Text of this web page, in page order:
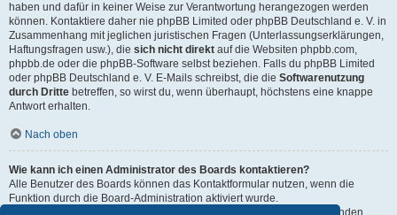
haben und dafür in keiner Weise zur Verantwortung herangezogen werden
können. Kontaktiere daher nie phpBB Limited oder phpBB Deutschland e. V. in
Zusammenhang mit jeglichen juristischen Fragen (Unterlassungserklärungen,
Haftungsfragen usw.), die sich nicht direkt auf die Websiten phpbb.com,
phpbb.de oder die phpBB-Software selbst beziehen. Falls du phpBB Limited
oder phpBB Deutschland e. V. E-Mails schreibst, die die Softwarenutzung
durch Dritte betreffen, so wirst du, wenn überhaupt, höchstens eine knappe
Antwort erhalten.
Nach oben
Wie kann ich einen Administrator des Boards kontaktieren?
Alle Benutzer des Boards können das Kontaktformular nutzen, wenn die
Funktion durch die Board-Administration aktiviert wurde.
Mitglieder des Boards können zusätzlich den Link „Das Team“ verwenden.